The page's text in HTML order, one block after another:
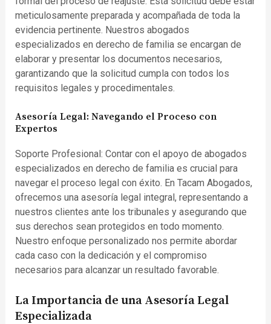
meticulosamente preparada y acompañada de toda la
evidencia pertinente. Nuestros abogados
especializados en derecho de familia se encargan de
elaborar y presentar los documentos necesarios,
garantizando que la solicitud cumpla con todos los
requisitos legales y procedimentales.
Asesoría Legal: Navegando el Proceso con
Expertos
Soporte Profesional: Contar con el apoyo de abogados
especializados en derecho de familia es crucial para
navegar el proceso legal con éxito. En Tacam Abogados,
ofrecemos una asesoría legal integral, representando a
nuestros clientes ante los tribunales y asegurando que
sus derechos sean protegidos en todo momento.
Nuestro enfoque personalizado nos permite abordar
cada caso con la dedicación y el compromiso
necesarios para alcanzar un resultado favorable.
La Importancia de una Asesoría Legal
Especializada